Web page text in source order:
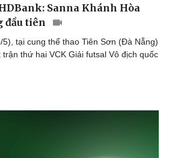
Sanna Khánh Hòa
đầu tiên
5), tại cung thể thao Tiên Sơn (Đà Nẵng)
thứ hai VCK Giải futsal Vô địch quốc